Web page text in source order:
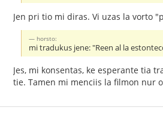
Jen pri tio mi diras. Vi uzas la vorto
horsto:
mi tradukus jene: "Reen al la
Jes, mi konsentas, ke esperante tia
tie. Tamen mi menciis la filmon nur